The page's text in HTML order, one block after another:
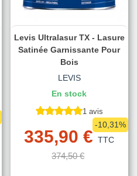
Levis Ultralasur TX - Lasure
Satinée Garnissante Pour
Bois
LEVIS
En stock
1 avis
335,90 € TTC
374,50 €
-10,31%